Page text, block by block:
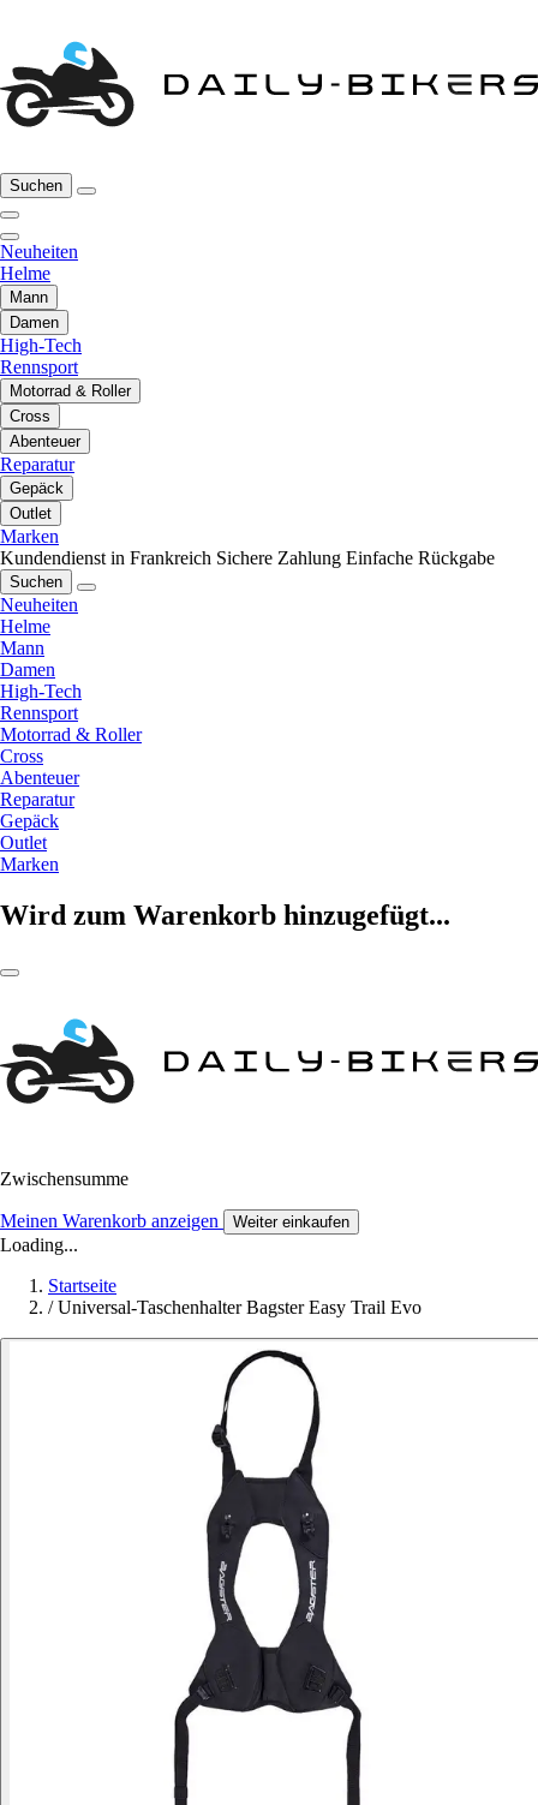
Suchen
Neuheiten
Helme
Mann
Damen
High-Tech
Rennsport
Motorrad & Roller
Cross
Abenteuer
Reparatur
Gepäck
Outlet
Marken
Kundendienst in Frankreich Sichere Zahlung Einfache Rückgabe
Suchen
Neuheiten
Helme
Mann
Damen
High-Tech
Rennsport
Motorrad & Roller
Cross
Abenteuer
Reparatur
Gepäck
Outlet
Marken
Wird zum Warenkorb hinzugefügt...
Zwischensumme
Meinen Warenkorb anzeigen Weiter einkaufen
Loading...
Startseite
/ Universal-Taschenhalter Bagster Easy Trail Evo